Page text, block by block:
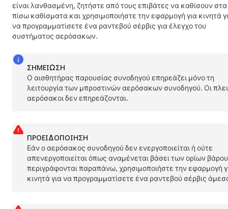
είναι λανθασμένη, ζητήστε από τους επιβάτες να καθίσουν στα
πίσω καθίσματα και χρησιμοποιήστε την εφαρμογή για κινητά
να προγραμματίσετε ένα ραντεβού σέρβις για έλεγχο του
συστήματος αερόσακων.
ΣΗΜΕΊΩΣΗ
Ο αισθητήρας παρουσίας συνοδηγού επηρεάζει μόνο τη
λειτουργία των μπροστινών αερόσακων συνοδηγού. Οι
αερόσακοι δεν επηρεάζονται.
ΠΡΟΕΙΔΟΠΟΊΗΣΗ
Εάν ο αερόσακος συνοδηγού δεν ενεργοποιείται ή ούτε
απενεργοποιείται όπως αναμένεται βάσει των ορίων
περιγράφονται παραπάνω, χρησιμοποιήστε την εφαρμογή
κινητά για να προγραμματίσετε ένα ραντεβού σέρβις